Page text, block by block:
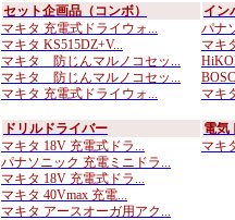
セット企画品（コンボ）
マキタ 充電式ドライウォ...
マキタ KS515DZ+V...
マキタ 防じんマルノコセッ...
マキタ 防じんマルノコセッ...
マキタ 充電式ドライウォ...
イン
パナ
マキ
マキ
ドリルドライバー
マキタ 18V 充電式ドラ...
パナソニック 充電ミニドラ...
マキタ 18V 充電式ドラ...
マキタ 40Vmax 充電...
マキタ アースオーガ用アク...
電気
マキ